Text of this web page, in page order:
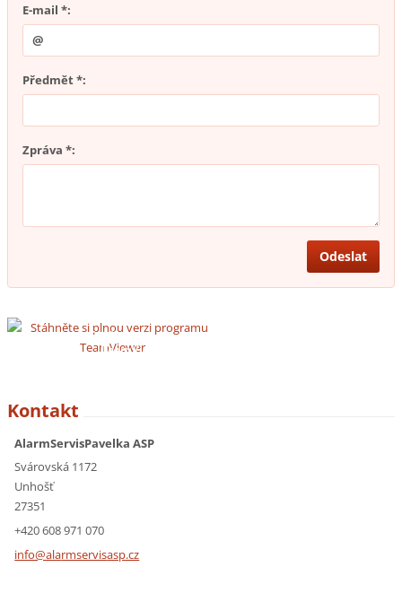
E-mail *:
Předmět *:
Zpráva *:
Stáhněte si program
TeamViewer
Kontakt
AlarmServisPavelka ASP
Svárovská 1172
Unhošť
27351
+420 608 971 070
info@alarmservisasp.cz